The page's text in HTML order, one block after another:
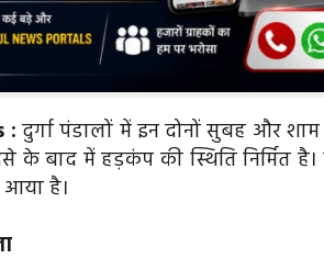
: दुर्गा पंडालों में इन दोनों सुबह और
के बाद में हड़कंप की स्थिति निर्मित
है।